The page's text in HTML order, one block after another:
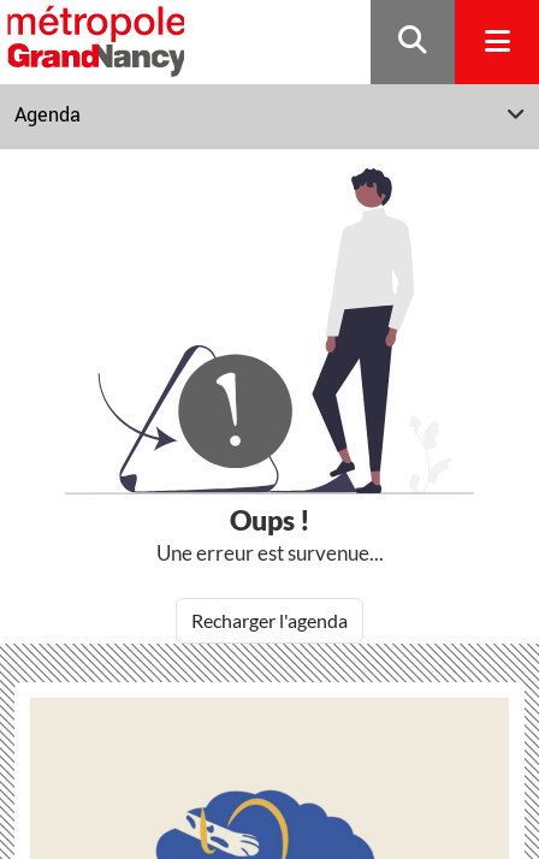
Gestion de vos préférences sur les cookies
Agenda
Oups !
Une erreur est survenue...
Recharger l'agenda